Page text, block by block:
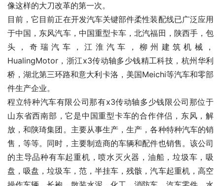
像这样的大刀改革的第一次。
目前，它目前正在开发汽车关键部件柔性装配线已广泛应用
于中国，东风汽车，中国重型卡车，北汽福田，陕西手，包
头，奇瑞汽车，江淮汽车，柳州建筑机械，
HualingMotor，浙江x3传动轴多少钱精工科技，杭州华利
桥，湖北第三环路和意大利卡洛，美国Meichi等汽车和零部
件生产企业。
程立特种汽车有限公司那有x3传动轴多少钱限公司那位于
山东省西南部，它是中国重型卡车的合作伴侣，东风，解
放，和陕琦集团。主要从事生产，生产，各种特种汽车的销
售，等等。同时，主要制造商的车辆和配件也销售。该公司
的主导品种有车起重机，喷水灭火器，油船，垃圾车，吸
盘，吸盘，垃圾车，范，半挂车，残骸，汽车起重机，高空